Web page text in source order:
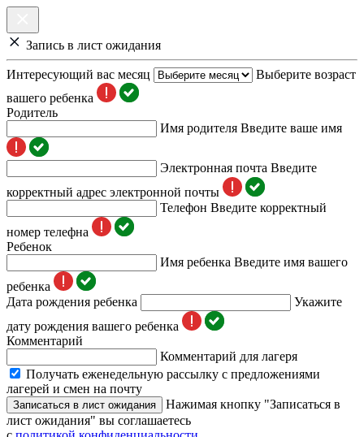
Запись в лист ожидания
Интересующий вас месяц
Выберите возраст
вашего ребенка
Родитель
Имя родителя Введите ваше имя
Электронная почта Введите
корректный адрес электронной почты
Телефон Введите корректный
номер телефна
Ребенок
Имя ребенка Введите имя вашего
ребенка
Дата рождения ребенка
Укажите
дату рождения вашего ребенка
Комментарий
Комментарий для лагеря
Получать еженедельную рассылку с предложениями
лагерей и смен на почту
Записаться в лист ожидания
Нажимая кнопку "Записаться в
лист ожидания" вы соглашаетесь